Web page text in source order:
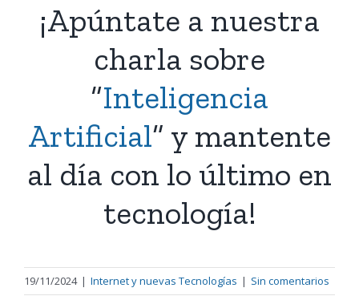
¡Apúntate a nuestra
charla sobre
“Inteligencia
Artificial” y mantente
al día con lo último en
tecnología!
19/11/2024 | Internet y nuevas Tecnologías | Sin comentarios